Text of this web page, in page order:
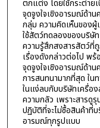
ตกแต่ง โดยใช้กระต่าย
จุดจูงใจเชิงอารมณ์ด้า
กลุ่ม ความคิดเห็นของผู้
ใช้สัตว์ทดลองของบริษัท
ความรู้สึกสงสารสัตว์ที่
เรื่องดังกล่าวต่อไป พ
จุดจูงใจเชิงอารมณ์ด้า
การสนทนามากที่สุด ใน
ในแง่ลบกับบริษัทเครื่อ
ความกลัว เพราะสารดู
ปฏิบัติที่จะไม่ซื้อสินค้าที่บ
อารมณ์ทุกรูปแบบ